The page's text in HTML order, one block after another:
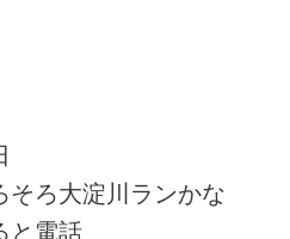
ろ大淀川ランかな
と電話